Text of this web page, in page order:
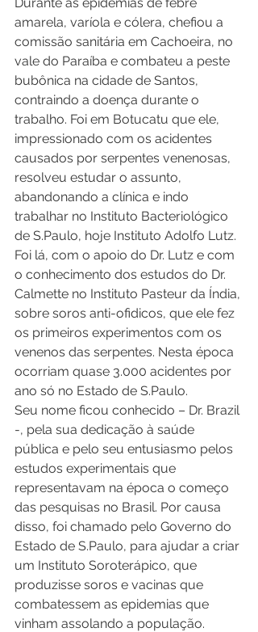
amarela, varíola e cólera, chefiou a
comissão sanitária em Cachoeira, no
vale do Paraíba e combateu a peste
bubônica na cidade de Santos,
contraindo a doença durante o
trabalho. Foi em Botucatu que ele,
impressionado com os acidentes
causados por serpentes venenosas,
resolveu estudar o assunto,
abandonando a clínica e indo
trabalhar no Instituto Bacteriológico
de S.Paulo, hoje Instituto Adolfo Lutz.
Foi lá, com o apoio do Dr. Lutz e com
o conhecimento dos estudos do Dr.
Calmette no Instituto Pasteur da Índia,
sobre soros anti-ofidicos, que ele fez
os primeiros experimentos com os
venenos das serpentes. Nesta época
ocorriam quase 3.000 acidentes por
ano só no Estado de S.Paulo.
Seu nome ficou conhecido – Dr. Brazil
-, pela sua dedicação à saúde
pública e pelo seu entusiasmo pelos
estudos experimentais que
representavam na época o começo
das pesquisas no Brasil. Por causa
disso, foi chamado pelo Governo do
Estado de S.Paulo, para ajudar a criar
um Instituto Soroterápico, que
produzisse soros e vacinas que
combatessem as epidemias que
vinham assolando a população.